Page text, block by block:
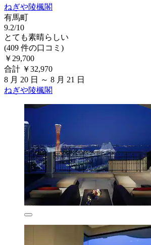
ねぎや陵楓閣
有馬町
9.2/10
とても素晴らしい
(409 件の口コミ)
￥29,700
合計 ￥32,970
8 月 20 日 ～ 8 月 21 日
ねぎや陵楓閣